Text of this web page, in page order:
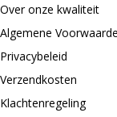
Over onze kwaliteit
Algemene
Privacybeleid
Verzendkosten
Klachtenregeling